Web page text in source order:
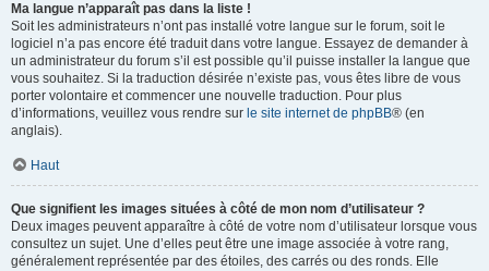
Ma langue n’apparaît pas dans la liste !
Soit les administrateurs n’ont pas installé votre langue sur le forum, soit le
logiciel n’a pas encore été traduit dans votre langue. Essayez de demander à
un administrateur du forum s’il est possible qu’il puisse installer la langue que
vous souhaitez. Si la traduction désirée n’existe pas, vous êtes libre de vous
porter volontaire et commencer une nouvelle traduction. Pour plus
d’informations, veuillez vous rendre sur le site internet de phpBB® (en
anglais).
Haut
Que signifient les images situées à côté de mon nom d’utilisateur ?
Deux images peuvent apparaître à côté de votre nom d’utilisateur lorsque vous
consultez un sujet. Une d’elles peut être une image associée à votre rang,
généralement représentée par des étoiles, des carrés ou des ronds. Elle